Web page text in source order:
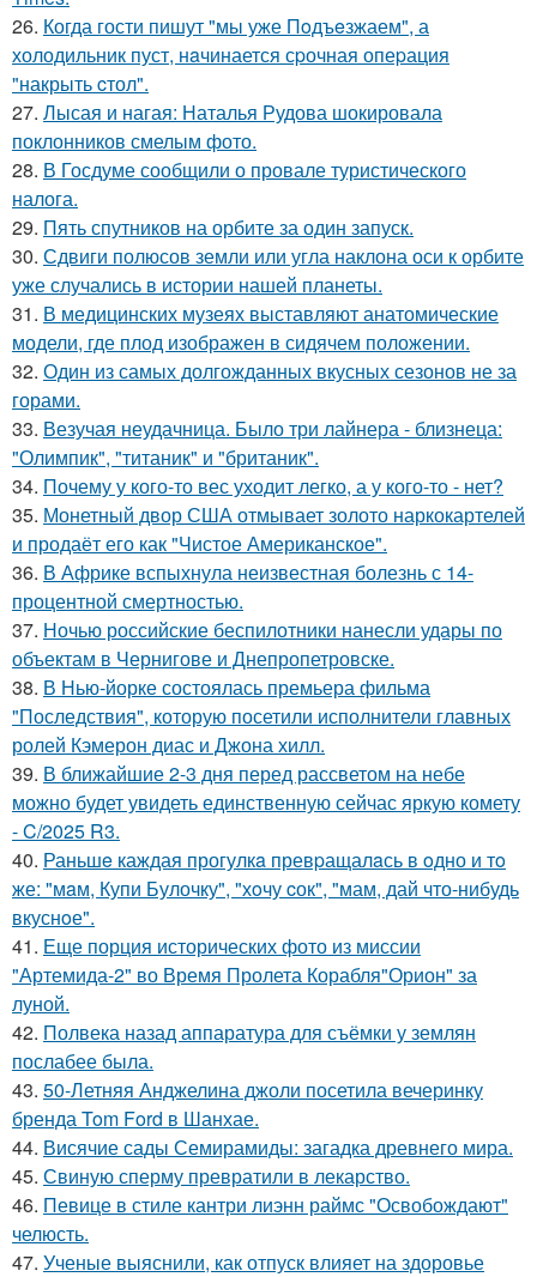
26. Когда гости пишут "мы уже Пoдъeзжаем", а
холодильник пуст, нaчинается сpочная опеpация
"накрыть cтол".
27. Лысая и нагая: Наталья Рудова шокировала
поклонников смелым фото.
28. В Госдуме сообщили о провале туристического
налога.
29. Пять спутников на орбите за один запуск.
30. Сдвиги полюсов земли или угла наклона оси к орбите
уже случались в истории нашей планеты.
31. В медицинских музеях выставляют анатомические
модели, где плод изображен в сидячем положении.
32. Один из самых долгожданных вкусных сезонов не за
горами.
33. Везучая неудачница. Было три лайнера - близнеца:
"Олимпик", "титаник" и "британик".
34. Почему у кого-то вес уходит легко, а у кого-то - нет?
35. Монетный двор США отмывает золото наркокартелей
и продаёт его как "Чистое Американское".
36. В Африке вспыхнула неизвестная болезнь с 14-
процентной смертностью.
37. Ночью российские беспилотники нанесли удары по
объектам в Чернигове и Днепропетровске.
38. В Нью-йорке состоялась премьера фильма
"Последствия", которую посетили исполнители главных
ролей Кэмерон диас и Джона хилл.
39. В ближайшие 2-3 дня перед рассветом на небе
можно будет увидеть единственную сейчас яркую комету
- C/2025 R3.
40. Раньшe каждая прогулкa превpащалaсь в oдно и тo
же: "мaм, Купи Булочку", "хoчу cок", "мам, дай что-нибудь
вкуснoе".
41. Еще порция исторических фото из миссии
"Артемида-2" во Время Пролета Корабля"Орион" за
луной.
42. Полвека назад аппаратура для съёмки у землян
послабее была.
43. 50-Летняя Анджелина джоли посетила вечеринку
бренда Tom Ford в Шанхае.
44. Висячие сады Семирамиды: загадка древнего мира.
45. Свиную сперму превратили в лекарство.
46. Певице в стиле кантри лиэнн раймс "Освобождают"
челюсть.
47. Ученые выяснили, как отпуск влияет на здоровье